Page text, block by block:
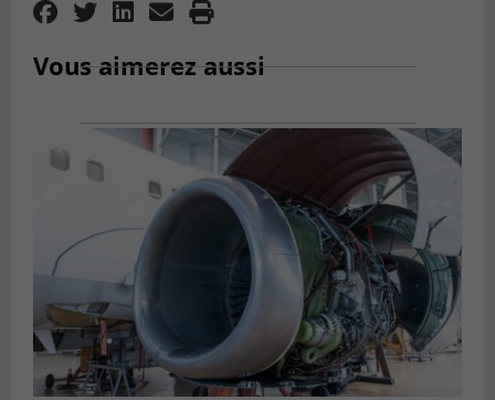
Vous aimerez aussi